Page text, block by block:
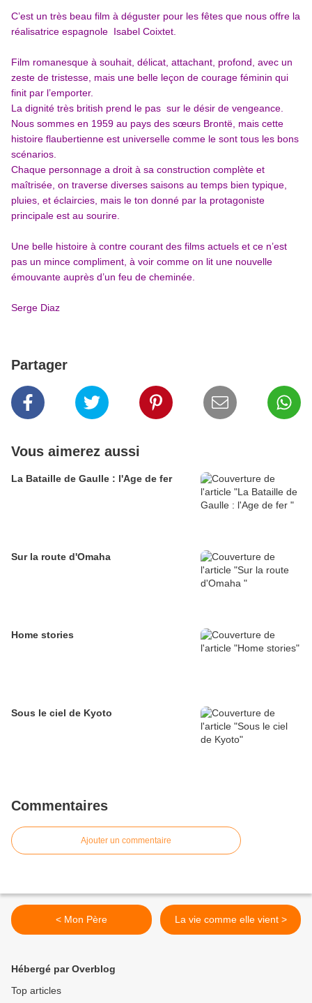
C’est un très beau film à déguster pour les fêtes que nous offre la
réalisatrice espagnole Isabel Coixtet.
Film romanesque à souhait, délicat, attachant, profond, avec un
zeste de tristesse, mais une belle leçon de courage féminin qui
finit par l’emporter.
La dignité très british prend le pas sur le désir de vengeance.
Nous sommes en 1959 au pays des sœurs Brontë, mais cette
histoire flaubertienne est universelle comme le sont tous les bons
scénarios.
Chaque personnage a droit à sa construction complète et
maîtrisée, on traverse diverses saisons au temps bien typique,
pluies, et éclaircies, mais le ton donné par la protagoniste
principale est au sourire.
Une belle histoire à contre courant des films actuels et ce n’est
pas un mince compliment, à voir comme on lit une nouvelle
émouvante auprès d’un feu de cheminée.
Serge Diaz
Partager
Vous aimerez aussi
La Bataille de Gaulle : l'Age de fer
Sur la route d'Omaha
Home stories
Sous le ciel de Kyoto
Commentaires
Ajouter un commentaire
< Mon Père La vie comme elle vient >
Hébergé par Overblog
Top articles